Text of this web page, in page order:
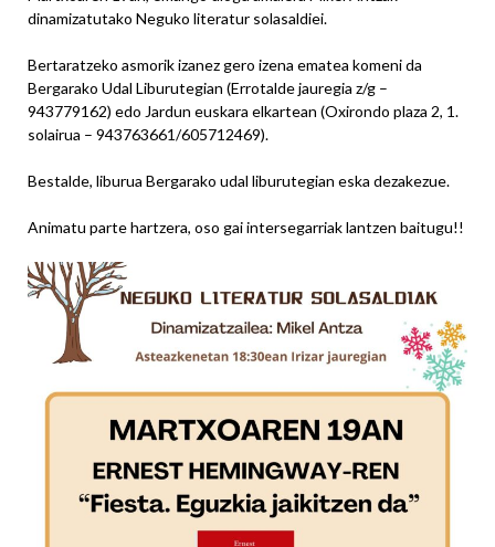
dinamizatutako Neguko literatur solasaldiei.
Bertaratzeko asmorik izanez gero izena ematea komeni da
Bergarako Udal Liburutegian (Errotalde jauregia z/g –
943779162) edo Jardun euskara elkartean (Oxirondo plaza 2, 1.
solairua – 943763661/605712469).
Bestalde, liburua Bergarako udal liburutegian eska dezakezue.
Animatu parte hartzera, oso gai intersegarriak lantzen baitugu!!